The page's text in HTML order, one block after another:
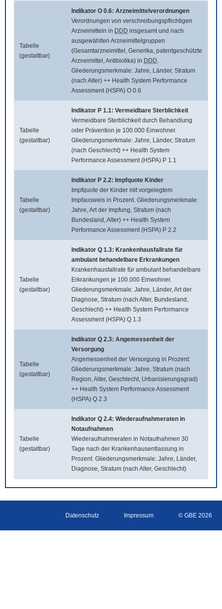
Tabelle
(gestaltbar)
Indikator O 0.6: Arzneimittelverordnungen
Verordnungen von verschreibungspflichtigen
Arzneimitteln in DDD insgesamt und nach
ausgewählten Arzneimittelgruppen
(Gesamtarzneimittel, Generika, patentgeschützte
Arzneimittel, Antibiotika) in DDD.
Gliederungsmerkmale: Jahre, Länder, Stratum
(nach Alter) ++ Health System Performance
Assessment (HSPA) O 0.6
Tabelle
(gestaltbar)
Indikator P 1.1: Vermeidbare Sterblichkeit
Vermeidbare Sterblichkeit durch Behandlung
oder Prävention je 100.000 Einwohner.
Gliederungsmerkmale: Jahre, Länder, Stratum
(nach Geschlecht) ++ Health System
Performance Assessment (HSPA) P 1.1
Tabelle
(gestaltbar)
Indikator P 2.2: Impfquote Kinder
Impfquote der Kinder mit vorgelegtem
Impfausweis in Prozent. Gliederungsmerkmale:
Jahre, Art der Impfung, Stratum (nach
Bundesland, Alter) ++ Health System
Performance Assessment (HSPA) P 2.2
Tabelle
(gestaltbar)
Indikator Q 1.3: Krankenhausfallrate für
ambulant behandelbare Erkrankungen
Krankenhausfallrate für ambulant behandelbare
Erkrankungen je 100.000 Einwohner.
Gliederungsmerkmale: Jahre, Länder, Art der
Diagnose, Stratum (nach Alter, Bundesland,
Geschlecht) ++ Health System Performance
Assessment (HSPA) Q 1.3
Tabelle
(gestaltbar)
Indikator Q 2.3: Angemessenheit der
Versorgung
Angemessenheit der Versorgung in Prozent:
Gliederungsmerkmale: Jahre, Stratum (nach
Region, Alter, Geschlecht, Urbanisierungsgrad)
++ Health System Performance Assessment
(HSPA) Q 2.3
Tabelle
(gestaltbar)
Indikator Q 2.4: Wiederaufnahmeraten in
Notaufnahmen
Wiederaufnahmeraten in Notaufnahmen 30
Tage nach der Krankenhausentlassung in
Prozent. Gliederungsmerkmale: Jahre, Länder,
Diagnose, Stratum (nach Alter, Geschlecht)
Datenschutz Impressum © GBE 2026